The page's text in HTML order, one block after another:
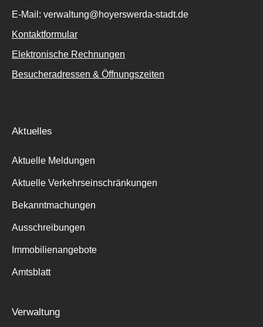
E-Mail: verwaltung@hoyerswerda-stadt.de
Kontaktformular
Elektronische Rechnungen
Besucheradressen & Öffnungszeiten
Aktuelles
Aktuelle Meldungen
Aktuelle Verkehrseinschränkungen
Bekanntmachungen
Ausschreibungen
Immobilienangebote
Amtsblatt
Verwaltung